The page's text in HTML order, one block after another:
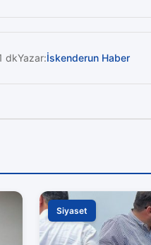
dkYazar:İskenderun Haber
Siyaset